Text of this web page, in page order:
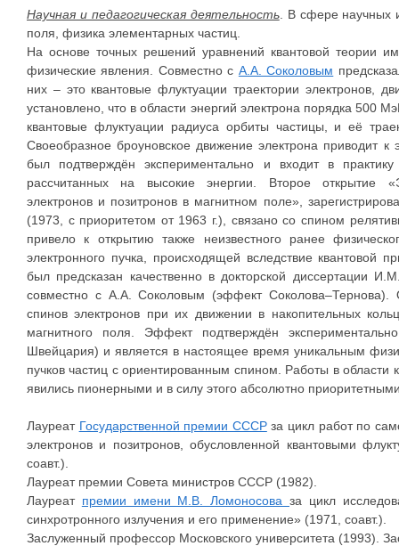
Научная и педагогическая деятельность. В сфере научных
поля, физика элементарных частиц.
На основе точных решений уравнений квантовой теории
физические явления. Совместно с А.А. Соколовым
них – это квантовые флуктуации траектории электронов,
установлено, что в области энергий электрона порядка 500
квантовые флуктуации радиуса орбиты частицы, и её
Своеобразное броуновское движение электрона приводит
был подтверждён экспериментально и входит в практику
рассчитанных на высокие энергии. Второе открытие
электронов и позитронов в магнитном поле»,
(1973, с приоритетом от 1963 г.), связано со спином
привело к открытию также неизвестного ранее
электронного пучка, происходящей вследствие квантовой
был предсказан качественно в докторской диссертации
совместно с А.А. Соколовым (эффект Соколова–Тернова).
спинов электронов при их движении в накопительных
магнитного поля. Эффект подтверждён
Швейцария) и является в настоящее время уникальным
пучков частиц с ориентированным спином. Работы в области
явились пионерными и в силу этого абсолютно
Лауреат Государственной премии СССРза цикл работ по
электронов и позитронов, обусловленной квантовыми
соавт.).
Лауреат премии Совета министров СССР (1982).
Лауреат премии имени М.В. Ломоносоваза цикл
синхротронного излучения и его применение» (1971, соавт.).
Заслуженный профессор Московского университета (1993).